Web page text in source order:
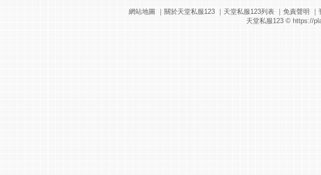
網站地圖 ｜ 關於天堂私服123｜ 天堂私服123列表｜ 免責聲明 ｜
天堂私服123© https://